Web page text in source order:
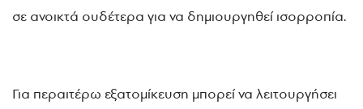
σε ανοικτά ουδέτερα για να δημιουργηθεί ισορροπία.
Για περαιτέρω εξατομίκευση μπορεί να λειτουργήσει